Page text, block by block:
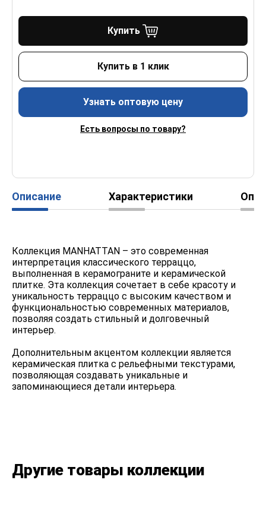
Купить
Купить в 1 клик
Узнать оптовую цену
Есть вопросы по товару?
Описание Характеристики
Коллекция MANHATTAN – это современная
интерпретация классического терраццо,
выполненная в керамограните и керамической
плитке. Эта коллекция сочетает в себе красоту и
уникальность терраццо с высоким качеством и
функциональностью современных материалов,
позволяя создать стильный и долговечный
интерьер.
Дополнительным акцентом коллекции является
керамическая плитка с рельефными текстурами,
позволяющая создавать уникальные и
запоминающиеся детали интерьера.
Другие товары коллекции